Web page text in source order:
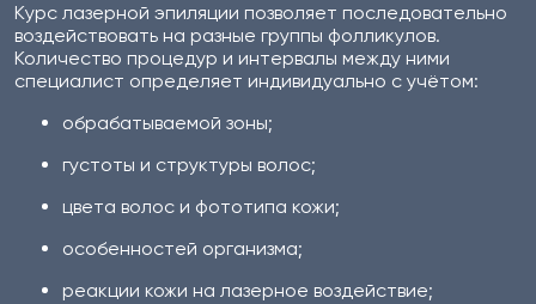
Курс лазерной эпиляции позволяет последовательно
воздействовать на разные группы фолликулов.
Количество процедур и интервалы между ними
специалист определяет индивидуально с учётом:
обрабатываемой зоны;
густоты и структуры волос;
цвета волос и фототипа кожи;
особенностей организма;
реакции кожи на лазерное воздействие;